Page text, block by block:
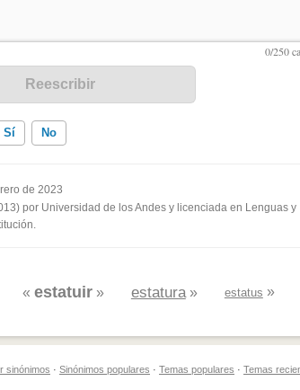
Sí No
me ayudó
de 2023
por Universidad de los Andes y licenciada en Lenguas y
« estatuir » estatura» estatus »
sinónimos · Sinónimos populares · Temas populares · Temas